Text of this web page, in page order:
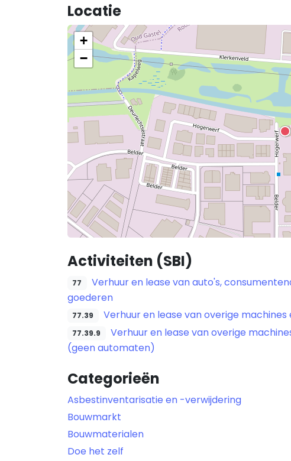
Locatie
+
−
Activiteiten (SBI)
77
Verhuur en lease van auto's,
goederen
77.39 Verhuur en lease van overige
77.39.9
Verhuur en lease van overige
(geen automaten)
Categorieën
Asbestinventarisatie en -verwijdering
Bouwmarkt
Bouwmaterialen
Doe het zelf